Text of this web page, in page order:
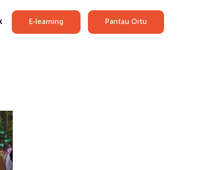
E-learning Pantau Ortu